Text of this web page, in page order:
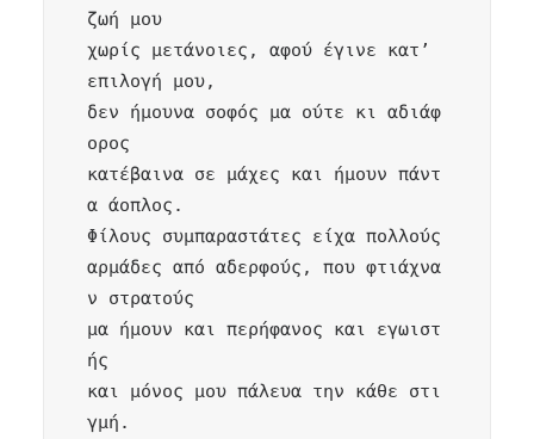
ζωή μου
χωρίς μετάνοιες, αφού έγινε κατ’
επιλογή μου,
δεν ήμουνα σοφός μα ούτε κι αδιάφ
ορος
κατέβαινα σε μάχες και ήμουν πάντ
α άοπλος.
Φίλους συμπαραστάτες είχα πολλούς
αρμάδες από αδερφούς, που φτιάχνα
ν στρατούς
μα ήμουν και περήφανος και εγωιστ
ής
και μόνος μου πάλευα την κάθε στι
γμή.